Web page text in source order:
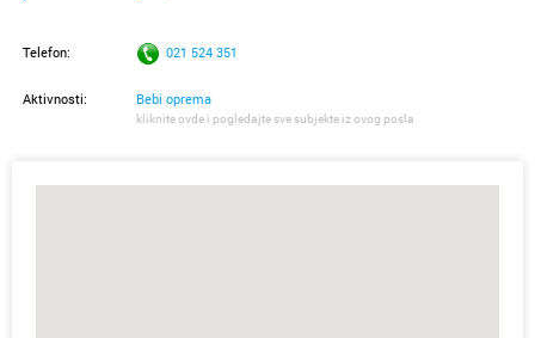
Telefon: 021 524 351
Aktivnosti: Bebi oprema
kliknite ovde i pogledajte sve subjekte iz ovog posla